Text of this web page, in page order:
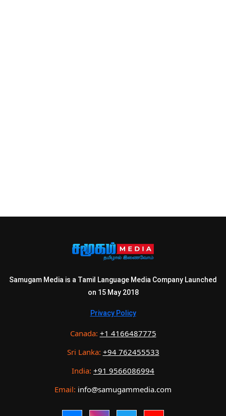
Samugam Media is a Tamil Language Media Company Launched
on 15 May 2018
Privacy Policy
Canada: +1 4166487775
Sri Lanka: +94 762455533
India: +91 9566086994
Email: info@samugammedia.com